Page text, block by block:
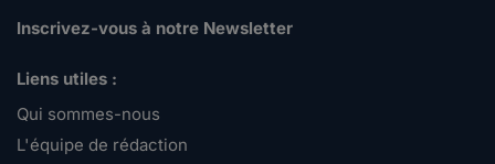
Inscrivez-vous à notre Newsletter
Liens utiles :
Qui sommes-nous
L'équipe de rédaction